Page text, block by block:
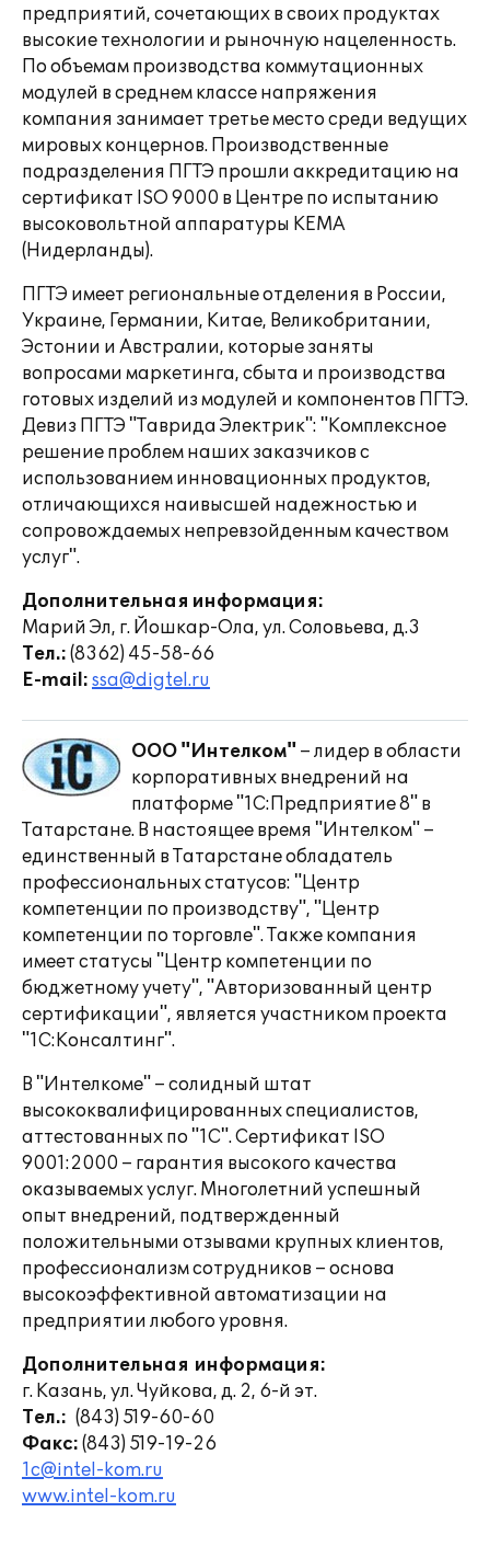
предприятий, сочетающих в своих продуктах
высокие технологии и рыночную нацеленность.
По объемам производства коммутационных
модулей в среднем классе напряжения
компания занимает третье место среди ведущих
мировых концернов. Производственные
подразделения ПГТЭ прошли аккредитацию на
сертификат ISO 9000 в Центре по испытанию
высоковольтной аппаратуры KEMA
(Нидерланды).
ПГТЭ имеет региональные отделения в России,
Украине, Германии, Китае, Великобритании,
Эстонии и Австралии, которые заняты
вопросами маркетинга, сбыта и производства
готовых изделий из модулей и компонентов ПГТЭ.
Девиз ПГТЭ "Таврида Электрик": "Комплексное
решение проблем наших заказчиков с
использованием инновационных продуктов,
отличающихся наивысшей надежностью и
сопровождаемых непревзойденным качеством
услуг".
Дополнительная информация:
Марий Эл, г. Йошкар-Ола, ул. Соловьева, д.3
Тел.: (8362) 45-58-66
E-mail: ssa@digtel.ru
ООО "Интелком" – лидер в области
корпоративных внедрений на
платформе "1С:Предприятие 8" в
Татарстане. В настоящее время "Интелком" –
единственный в Татарстане обладатель
профессиональных статусов: "Центр
компетенции по производству", "Центр
компетенции по торговле". Также компания
имеет статусы "Центр компетенции по
бюджетному учету", "Авторизованный центр
сертификации", является участником проекта
"1С:Консалтинг".
В "Интелкоме" – солидный штат
высококвалифицированных специалистов,
аттестованных по "1С". Сертификат ISO
9001:2000 – гарантия высокого качества
оказываемых услуг. Многолетний успешный
опыт внедрений, подтвержденный
положительными отзывами крупных клиентов,
профессионализм сотрудников – основа
высокоэффективной автоматизации на
предприятии любого уровня.
Дополнительная информация:
г. Казань, ул. Чуйкова, д. 2, 6-й эт.
Тел.: (843) 519-60-60
Факс: (843) 519-19-26
1c@intel-kom.ru
www.intel-kom.ru